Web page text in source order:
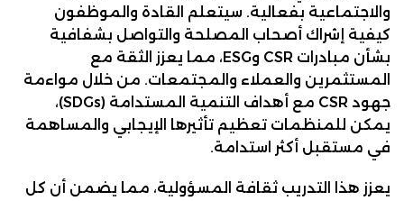
والاجتماعية بفعالية. سيتعلم القادة والموظفون
كيفية إشراك أصحاب المصلحة والتواصل بشفافية
بشأن مبادرات CSR وESG، مما يعزز الثقة مع
المستثمرين والعملاء والمجتمعات. من خلال مواءمة
جهود CSR مع أهداف التنمية المستدامة (SDGs)،
يمكن للمنظمات تعظيم تأثيرها الإيجابي والمساهمة
في مستقبل أكثر استدامة.
يعزز هذا التدريب ثقافة المسؤولية، مما يضمن أن كل